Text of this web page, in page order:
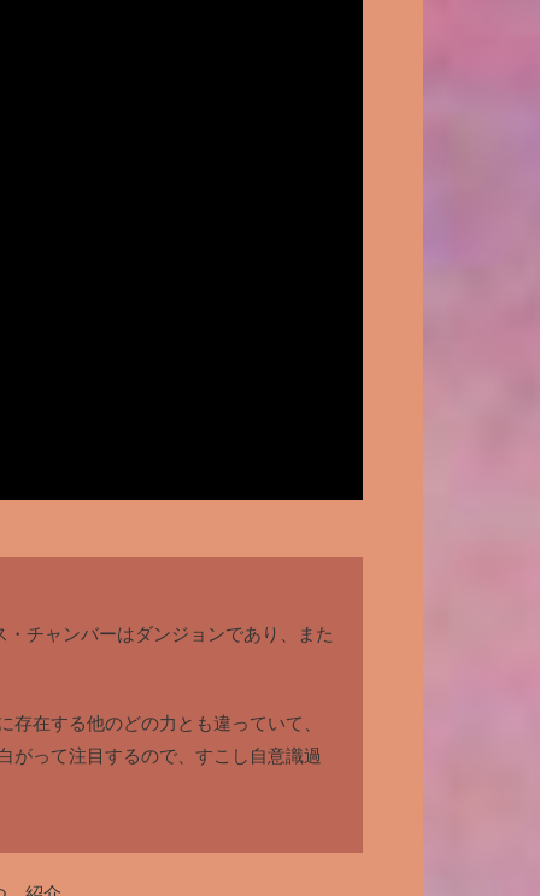
チャンバーはダンジョンであり、また
在する他のどの力とも違っていて、
がって注目するので、すこし自意識過